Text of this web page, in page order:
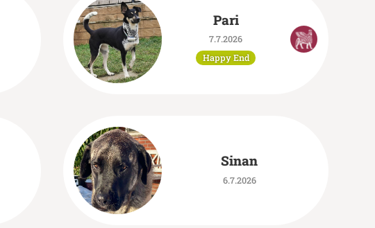
Pari
7.7.2026
Happy End
Sinan
6.7.2026